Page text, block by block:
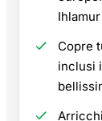
Copre
inclusi